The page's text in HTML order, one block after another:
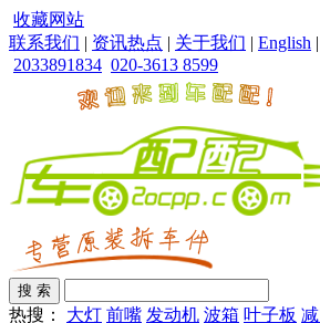
收藏网站
联系我们 | 资讯热点 | 关于我们 | English |
2033891834 020-3613 8599
热搜： 大灯 前嘴 发动机 波箱 叶子板